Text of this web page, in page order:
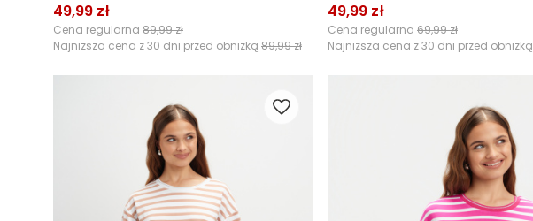
49,99 zł
Cena regularna 89,99 zł
Najniższa cena z 30 dni przed obniżką 89,99 zł
49,99 zł
Cena regularna 69,99 zł
Najniższa cena z 30 dni przed obniżką